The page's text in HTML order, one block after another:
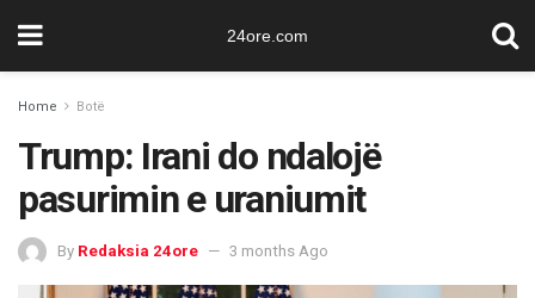
24ore.com
Home Botë
Trump: Irani do ndalojë
pasurimin e uraniumit
By Redaksia 24ore 3 months Ago